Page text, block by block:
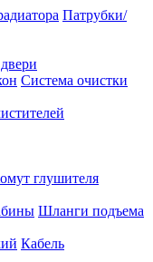
Патрубки/
Система очистки
глушителя
Шланги подъема
Кабель